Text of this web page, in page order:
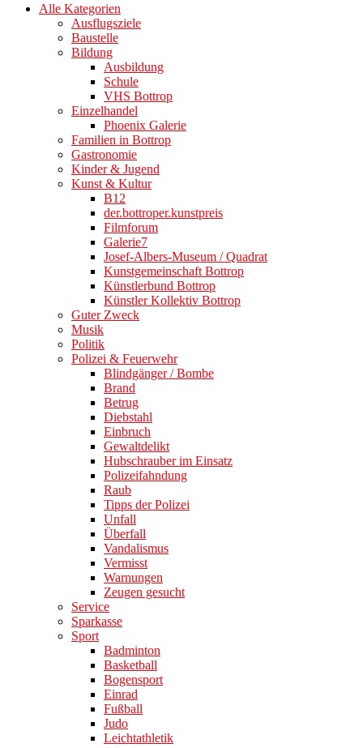
Alle Kategorien
Ausflugsziele
Baustelle
Bildung
Ausbildung
Schule
VHS Bottrop
Einzelhandel
Phoenix Galerie
Familien in Bottrop
Gastronomie
Kinder & Jugend
Kunst & Kultur
B12
der.bottroper.kunstpreis
Filmforum
Galerie7
Josef-Albers-Museum / Quadrat
Kunstgemeinschaft Bottrop
Künstlerbund Bottrop
Künstler Kollektiv Bottrop
Guter Zweck
Musik
Politik
Polizei & Feuerwehr
Blindgänger / Bombe
Brand
Betrug
Diebstahl
Einbruch
Gewaltdelikt
Hubschrauber im Einsatz
Polizeifahndung
Raub
Tipps der Polizei
Unfall
Überfall
Vandalismus
Vermisst
Warnungen
Zeugen gesucht
Service
Sparkasse
Sport
Badminton
Basketball
Bogensport
Einrad
Fußball
Judo
Leichtathletik